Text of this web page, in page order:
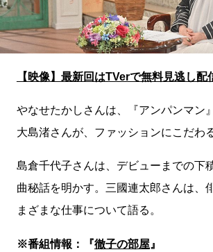
【映像】最新回はTVerで無料見逃し配
やなせたかしさんは、『アンパンマン
大島渚さんが、ファッションにこだわ
島倉千代子さんは、デビューまでの下
曲秘話を明かす。三國連太郎さんは、
まざまな仕事について語る。
※番組情報：『徹子の部屋』